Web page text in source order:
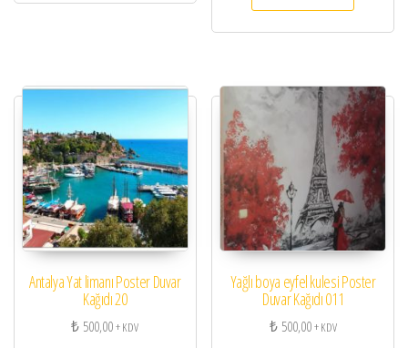
Antalya Yat limanı Poster Duvar
Kağıdı 20
₺ 500,00+ KDV
Yağlı boya eyfel kulesi Poster
Duvar Kağıdı 011
₺500,00+ KDV